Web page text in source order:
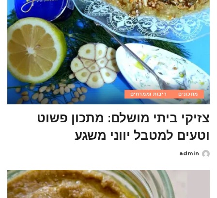
מתכונים ריבות וממרחים
צזיקי ביתי מושלם: מתכון פשוט
וטעים למטבל יווני משגע
Posted
admin